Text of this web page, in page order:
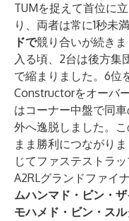
TUMを捉えて首位に
り、両者は常に1秒未
ドで競り合いが続き
入る頃、2台は後方集
で縮まりました。6位
Constructorをオーバ
はコーナー中盤で同
外へ逸脱しました。
まま勝利につながり
じてファステストラ
A2RLグランドファイ
ムハンマド・ビン・
モハメド・ビン・ス